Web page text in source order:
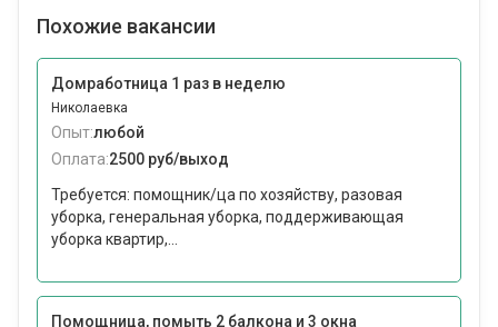
Похожие вакансии
Домработница 1 раз в неделю
Николаевка
Опыт:любой
Оплата:2500 руб/выход
Требуется: помощник/ца по хозяйству, разовая
уборка, генеральная уборка, поддерживающая
уборка квартир,...
Помощница, помыть 2 балкона и 3 окна